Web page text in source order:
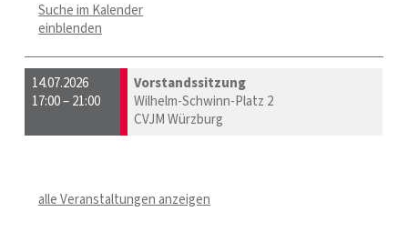
Suche im Kalender
einblenden
14.07.2026
17:00 – 21:00
Vorstandssitzung
Wilhelm-Schwinn-Platz 2
CVJM Würzburg
alle Veranstaltungen anzeigen